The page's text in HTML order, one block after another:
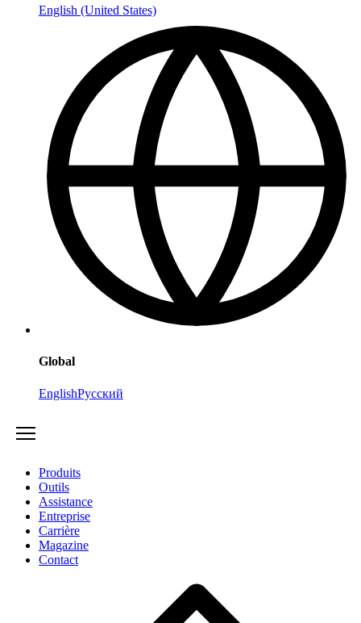
English (United States)
Global
EnglishРусский
Produits
Outils
Assistance
Entreprise
Carrière
Magazine
Contact